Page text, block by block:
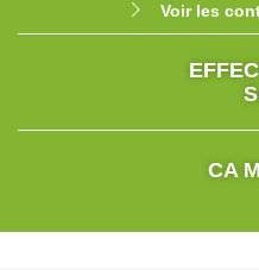
Voir les
CA